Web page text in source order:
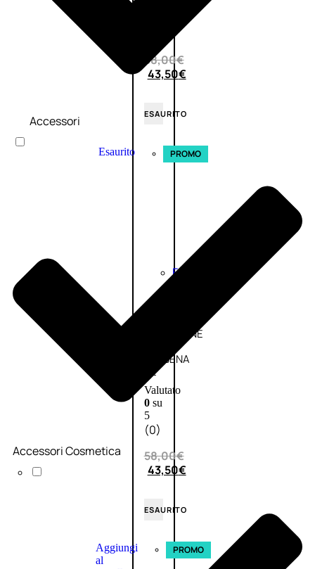
58,00€
43,50€
ESAURITO
Esaurito PROMO
Fragranze
L’OCCITANE
VERBENA
E
Valutato
0su
5
(0)
58,00€
43,50€
ESAURITO
Aggiungi
al
PROMO
Accessori
Accessori Cosmetica